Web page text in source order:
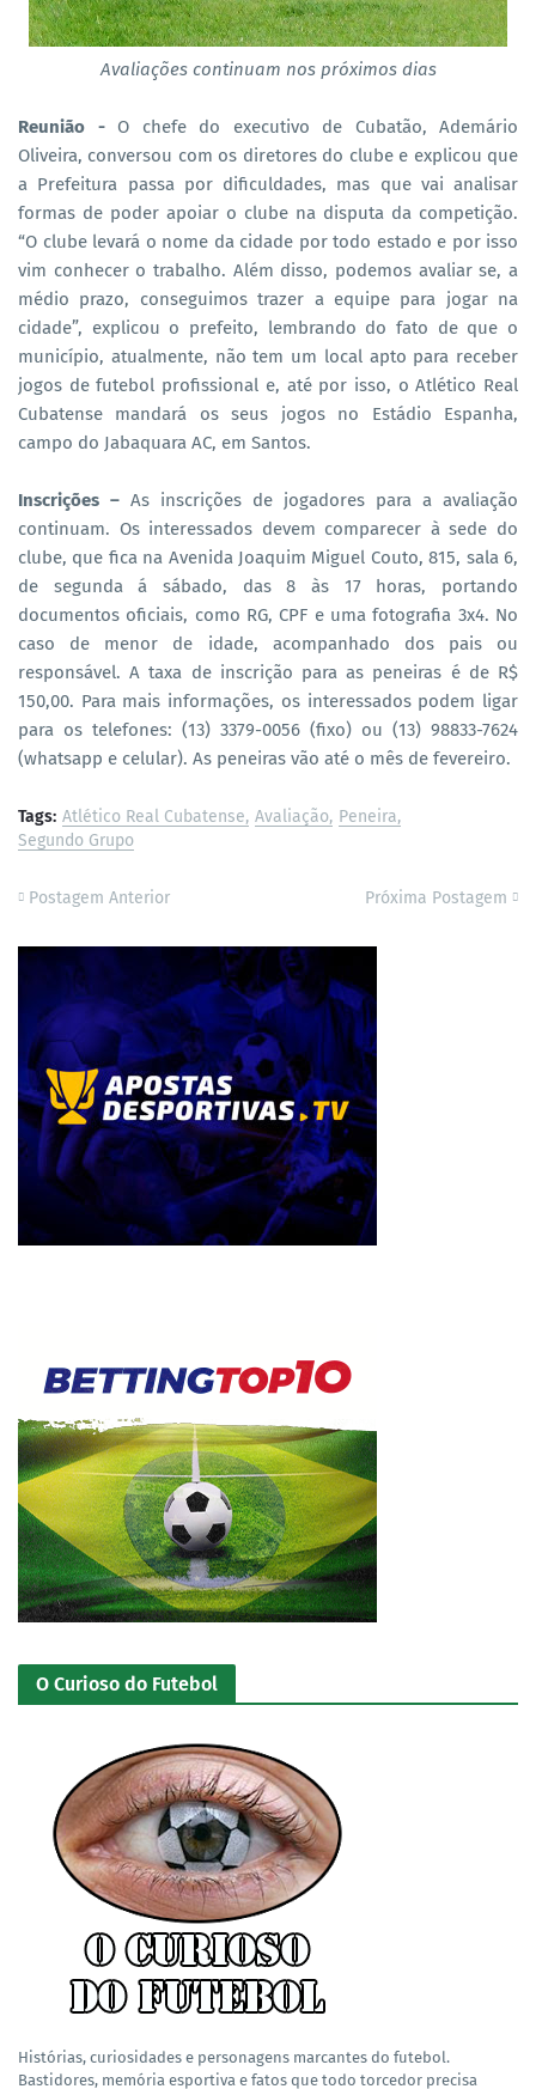
Avaliações continuam nos próximos dias
Reunião - O chefe do executivo de Cubatão, Ademário
Oliveira, conversou com os diretores do clube e explicou que
a Prefeitura passa por dificuldades, mas que vai analisar
formas de poder apoiar o clube na disputa da competição.
“O clube levará o nome da cidade por todo estado e por isso
vim conhecer o trabalho. Além disso, podemos avaliar se, a
médio prazo, conseguimos trazer a equipe para jogar na
cidade”, explicou o prefeito, lembrando do fato de que o
município, atualmente, não tem um local apto para receber
jogos de futebol profissional e, até por isso, o Atlético Real
Cubatense mandará os seus jogos no Estádio Espanha,
campo do Jabaquara AC, em Santos.
Inscrições – As inscrições de jogadores para a avaliação
continuam. Os interessados devem comparecer à sede do
clube, que fica na Avenida Joaquim Miguel Couto, 815, sala 6,
de segunda á sábado, das 8 às 17 horas, portando
documentos oficiais, como RG, CPF e uma fotografia 3x4. No
caso de menor de idade, acompanhado dos pais ou
responsável. A taxa de inscrição para as peneiras é de R$
150,00. Para mais informações, os interessados podem ligar
para os telefones: (13) 3379-0056 (fixo) ou (13) 98833-7624
(whatsapp e celular). As peneiras vão até o mês de fevereiro.
Tags: Atlético Real Cubatense Avaliação Peneira
Segundo Grupo
Postagem Anterior Próxima Postagem
O Curioso do Futebol
Histórias, curiosidades e personagens marcantes do futebol.
Bastidores, memória esportiva e fatos que todo torcedor precisa